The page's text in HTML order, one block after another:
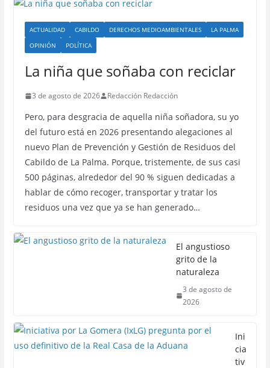
ACTUALIDAD CABILDO DERECHOS MEDIOAMBIENTALES
LA PALMA
OPINIÓN
POLÍTICA
La niña que soñaba con reciclar
3 de agosto de 2026 Redacción Redacción
Pero, para desgracia de aquella niña soñadora, su yo
del futuro está en 2026 presentando alegaciones al
nuevo Plan de Prevención y Gestión de Residuos del
Cabildo de La Palma. Porque, tristemente, de sus casi
500 páginas, alrededor del 90 % siguen dedicadas a
hablar de cómo recoger, transportar y tratar los
residuos una vez que ya se han generado…
El angustioso
grito de la
naturaleza
3 de agosto de
2026
Ini
cia
tiv